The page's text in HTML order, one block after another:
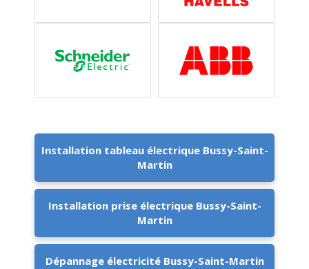
Installation tableau électrique Bussy-Saint-
Martin
Installation prise électrique Bussy-Saint-
Martin
Dépannage électricité Bussy-Saint-Martin